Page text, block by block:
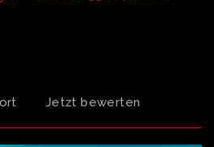
Straße 1, 99084 Erfurt,
Jetzt bewerten